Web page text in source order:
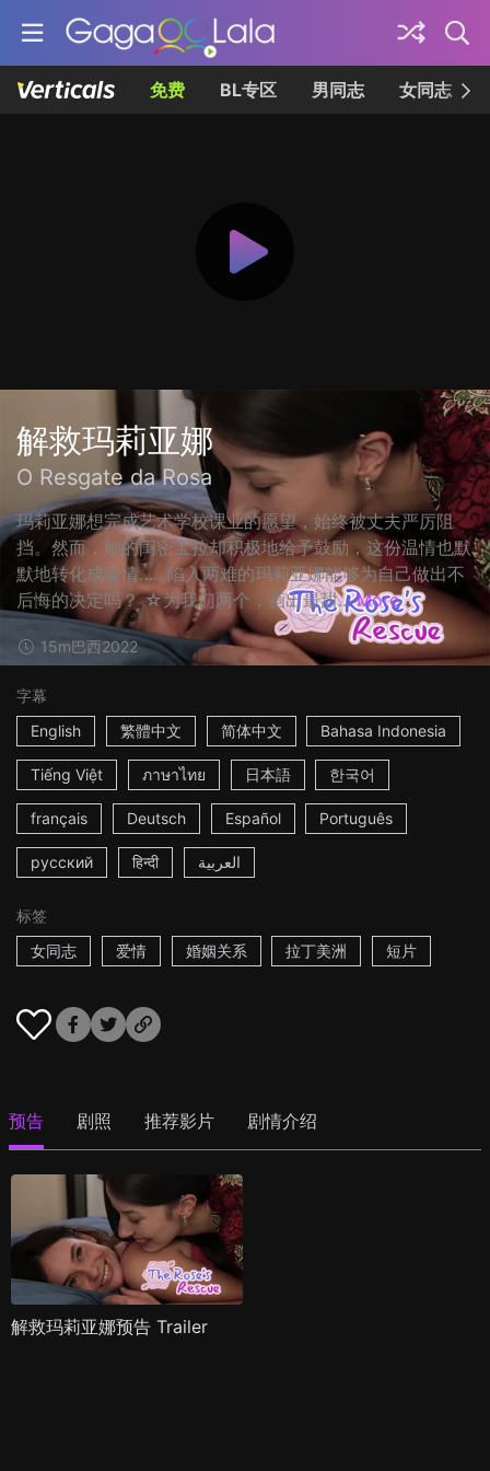
免费 BL专区 男同志 女同志
解救玛莉亚娜
O Resgate da Rosa
玛莉亚娜想完成艺术学校课业的愿望，始终被丈夫严厉阻
挡。然而，她的闺密宝拉却积极地给予鼓励，这份温情也默
默地转化成爱情……陷入两难的玛莉亚娜能够为自己做出不
后悔的决定吗？ ☆为我们两个，画出最甜... More
15m巴西2022
字幕
English
繁體中文 简体中文 Bahasa Indonesia
Tiếng Việt ภาษาไทย 日本語 한국어
français Deutsch Español Português
русский हिन्दी العربية
标签
女同志
爱情 婚姻关系 拉丁美洲 短片
预告 剧照 推荐影片 剧情介绍
解救玛莉亚娜预告 Trailer